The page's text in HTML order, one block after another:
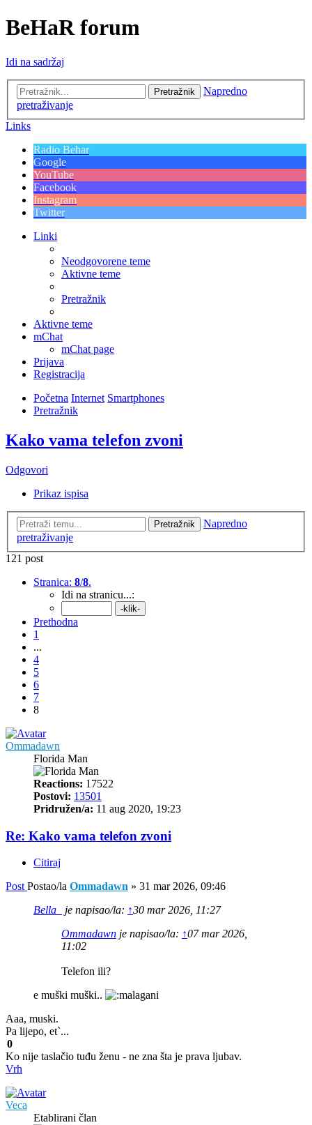
BeHaR forum
Idi na sadržaj
Pretražnik
Napredno
pretraživanje
Links
Radio Behar
Google
YouTube
Facebook
Instagram
Twitter
Linki
Neodgovorene teme
Aktivne teme
Pretražnik
Aktivne teme
mChat
mChat page
Prijava
Registracija
Početna Internet Smartphones
Pretražnik
Kako vama telefon zvoni
Odgovori
Prikaz ispisa
Pretražnik
Napredno
pretraživanje
121 post
Stranica: 8/8.
Idi na stranicu...:
Prethodna
1
...
4
5
6
7
8
Ommadawn
Florida Man
Reactions: 17522
Postovi: 13501
Pridružen/a: 11 aug 2020, 19:23
Re: Kako vama telefon zvoni
Citiraj
Post Postao/la Ommadawn » 31 mar 2026, 09:46
Bella_
je napisao/la: ↑30 mar 2026, 11:27
Ommadawn je napisao/la: ↑07 mar 2026,
11:02
Telefon ili?
e muški muški..
Aaa, muski.
Pa lijepo, et`...
0
Ko nije taslačio tuđu ženu - ne zna šta je prava ljubav.
Vrh
Veca
Etablirani član